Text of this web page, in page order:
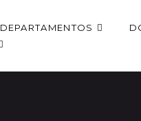
DEPARTAMENTOS